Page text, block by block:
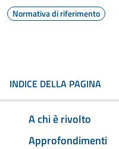
Normativa di riferimento
INDICE DELLA PAGINA
A chi è rivolto
Approfondimenti